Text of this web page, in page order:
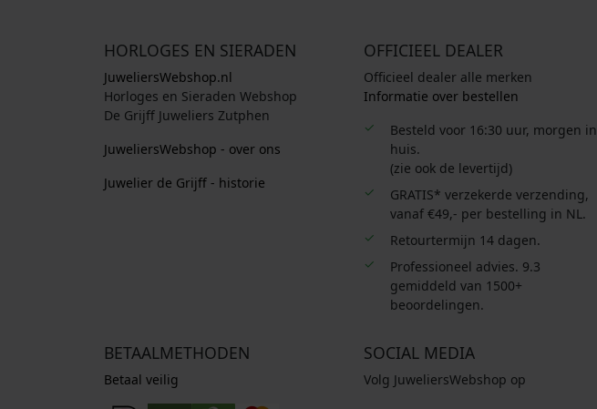
HORLOGES EN SIERADEN
JuweliersWebshop.nl
Horloges en Sieraden Webshop
De Grijff Juweliers Zutphen
JuweliersWebshop - over ons
Juwelier de Grijff - historie
OFFICIEEL DEALER
Officieel dealer alle merken
Informatie over bestellen
Besteld voor 16:30 uur, morgen in
huis.
(zie ook de levertijd)
GRATIS* verzekerde verzending,
vanaf €49,- per bestelling in NL.
Retourtermijn 14 dagen.
Professioneel advies. 9.3
gemiddeld van 1500+
beoordelingen.
BETAALMETHODEN
Betaal veilig
SOCIAL MEDIA
Volg JuweliersWebshop op